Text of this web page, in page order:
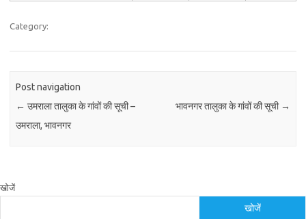
Category:
Post navigation
← उमराला तालुका के गांवों की सूची –
उमराला, भावनगर
भावनगर तालुका के गांवों की सूची →
खोजें
खोजें